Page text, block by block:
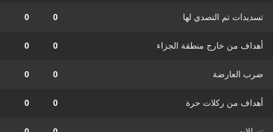
تسديدات تم التصدي لها 0
0
أهداف من خارج منطقة الجزاء 0
0
ضرب العارضة 0
0
أهداف من ركلات حرة 0
0